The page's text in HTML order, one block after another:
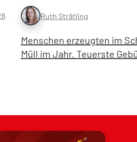
Ruth Strätling
Menschen erzeugten im
Müll im Jahr. Teuerste